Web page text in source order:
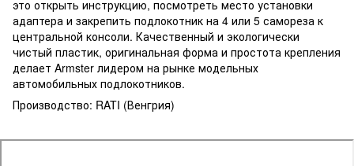
это открыть инструкцию, посмотреть место установки
адаптера и закрепить подлокотник на 4 или 5 самореза к
центральной консоли. Качественный и экологически
чистый пластик, оригинальная форма и простота крепления
делает Armster лидером на рынке модельных
автомобильных подлокотников.
Производство: RATI (Венгрия)